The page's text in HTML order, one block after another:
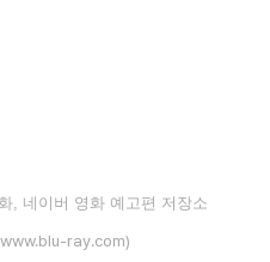
, 네이버 영화 예고편 저장소
www.blu-ray.com)